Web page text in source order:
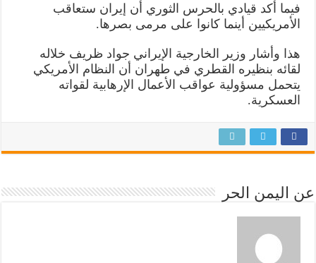
فيما أكد قيادي بالحرس الثوري أن إيران ستعاقب
الأمريكيين أينما كانوا على مرمى بصرها.
هذا وأشار وزير الخارجية الإيراني جواد ظريف خلاله
لقائه بنظيره القطري في طهران أن النظام الأمريكي
يتحمل مسؤولية عواقب الأعمال الإرهابية لقواته
العسكرية.
عن اليمن الحر